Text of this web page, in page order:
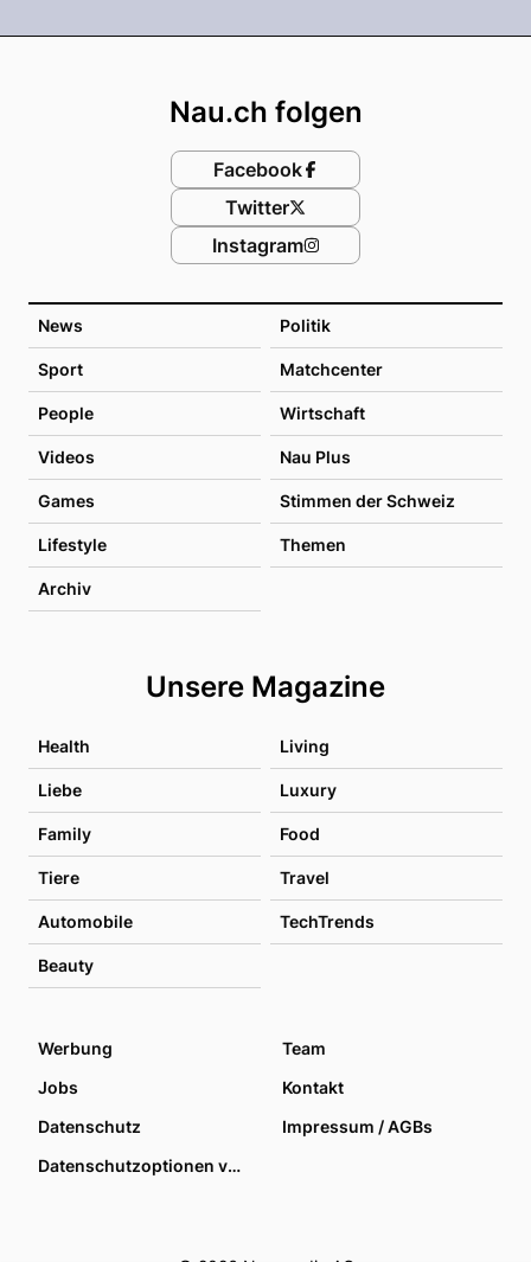
News Politik
Sport Matchcenter
People Wirtschaft
Videos Nau Plus
Games Stimmen der Schweiz
Lifestyle Themen
Archiv
Unsere Magazine
Health Living
Liebe Luxury
Family Food
Tiere Travel
Automobile TechTrends
Beauty
Nau.ch folgen
Facebook
Twitter
Instagram
Werbung
Team
Jobs
Kontakt
Datenschutz
Impressum / AGBs
Datenschutzoptionen verwalten